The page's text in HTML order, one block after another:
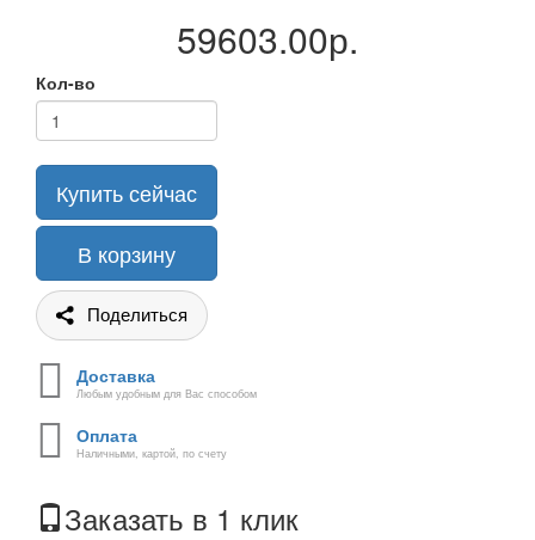
59603.00р.
Кол-во
Купить сейчас
В корзину
Поделиться
Доставка
Любым удобным для Вас способом
Оплата
Наличными, картой, по счету
Заказать в 1 клик